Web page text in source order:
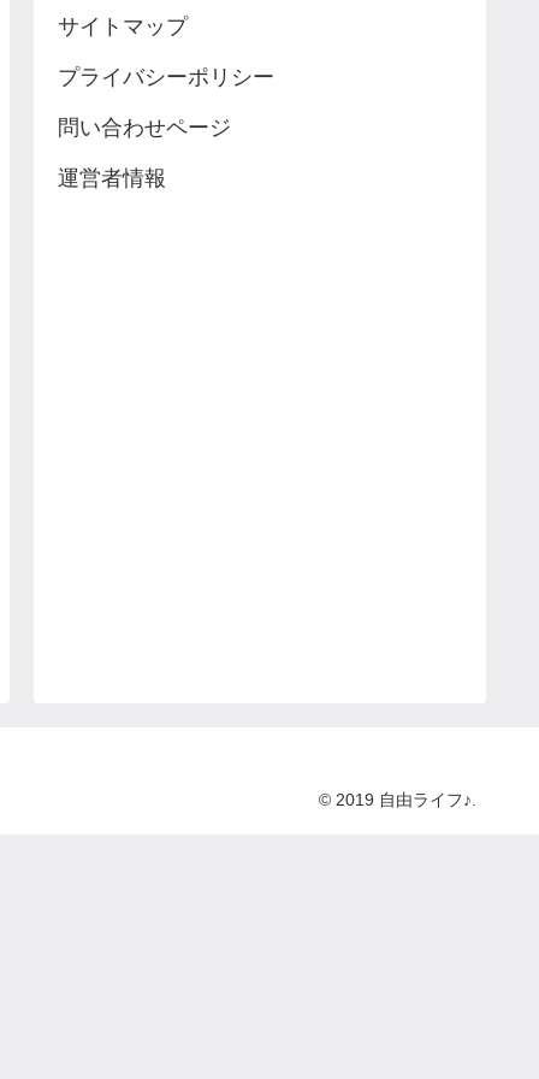
サイトマップ
プライバシーポリシー
問い合わせページ
運営者情報
© 2019 自由ライフ♪.